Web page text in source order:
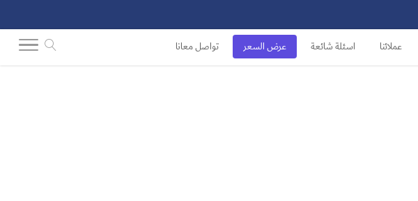
عملائنا اسئلة شائعة عرض السعر تواصل معانا